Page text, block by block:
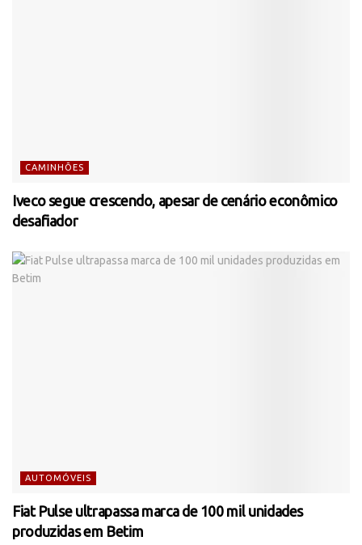
CAMINHÕES
Iveco segue crescendo, apesar de cenário econômico
desafiador
AUTOMÓVEIS
Fiat Pulse ultrapassa marca de 100 mil unidades
produzidas em Betim